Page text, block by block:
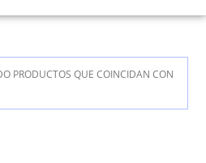
PRODUCTOS QUE COINCIDAN CON